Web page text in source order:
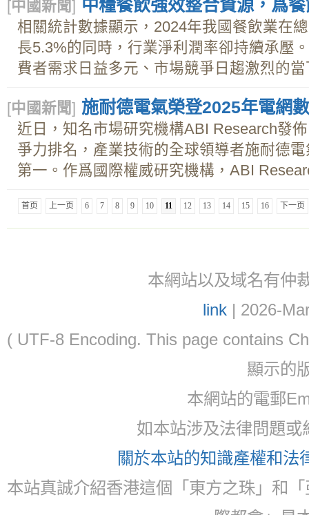
[中國新聞] 中糧餐飲強效整合資源，爲
相關統計數據顯示，2024年我國餐飲業在
長5.3%的同時，行業淨利潤率卻持續承壓
費者需求日益多元、市場競爭日趨激烈的
[中國新聞] 施耐德電氣榮登2025年電網
近日，知名市場研究機構ABI Research發
爭力排名，產業技術的全球領導者施耐德
第一。作爲國際權威研究機構，ABI
首页 上一页 6 7 8 9 10 11 12 13 14 15 16 下一页
本網站以及域名有仲
link| 2026-
( UTF-8 Encoding. This page contains
顯示的
本網站的電郵
如本站涉及法律問題
關於本站的知識產權和法
本站真誠介紹香港這個「東方之珠」和